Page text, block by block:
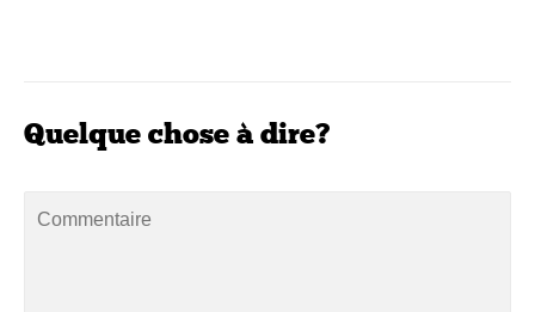
Quelque chose à dire?